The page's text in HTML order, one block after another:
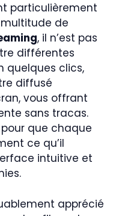
particulièrement
de
, il n’est pas
différentes
quelques clics,
diffusé
vous offrant
sans tracas.
que chaque
ce qu’il
intuitive et
apprécié